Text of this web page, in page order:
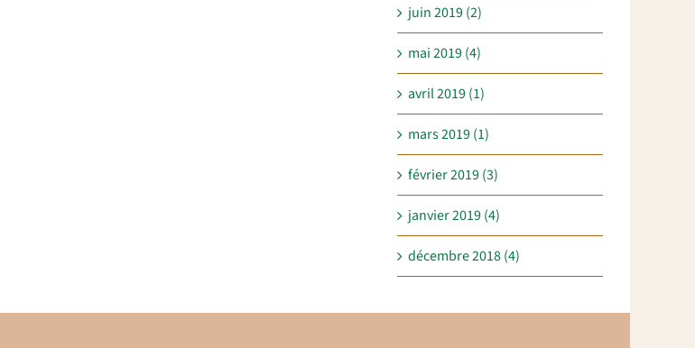
juin 2019 (2)
mai 2019 (4)
avril 2019 (1)
mars 2019 (1)
février 2019 (3)
janvier 2019 (4)
décembre 2018 (4)